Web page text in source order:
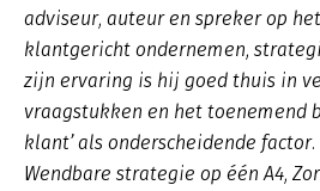
adviseur, auteur en spreker op
klantgericht ondernemen,
zijn ervaring is hij goed thuis in
vraagstukken en het toenemend
klant’ als onderscheidende factor.
Wendbare strategie op één A4,